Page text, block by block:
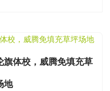
体校，威腾免填充草
地